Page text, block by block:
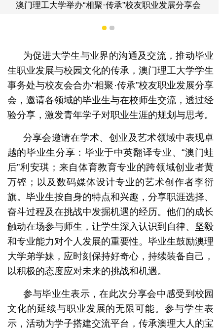
友职业发展分享会
1 2
为促进大学生与业界的沟通及交流，推动毕业
生职业发展与校园文化的传承，澳门理工大学学生
事务处与校友会合办“相聚·传承”校友职业发展分享
会，邀请各领域的毕业生与在校师生交流，透过经
验分享，激发青年学子对职业生涯的规划与思考。
分享会邀请在学术、创业及艺术领域中表现卓
越的毕业生分享：毕业于中英翻译专业、“澳门蛙
后”利安琪；来自体育教育专业的跨领域创业者黄
万铿；以及数码媒体设计专业的艺术创作者李衍
旗。毕业生按自身的特点和兴趣，分享职涯选择、
奋斗过程及在挑战中发掘机遇的经历。他们的成长
触动在场参与师生，让学生深入认识到自律、坚毅
和专业能力对个人发展的重要性。毕业生鼓励澳理
大学弟学妹，应时刻保持好奇心，持续装备自己，
以积极的态度应对未来的挑战和机遇。
参与毕业生表示，在此次分享会中感受到校园
文化的延续与职业发展的无限可能。参与学生表
示，活动为学子搭建交流平台，传承澳理大人的宝